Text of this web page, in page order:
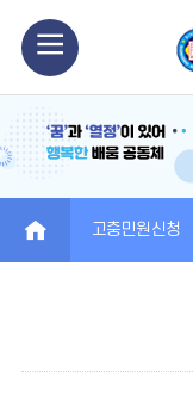
모
바
일
메
뉴
기
HOME 고충민원신청